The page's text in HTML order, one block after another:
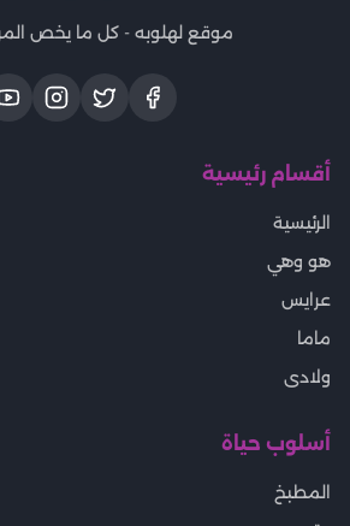
موقع لهلوبه - كل ما يخص
أقسام رئيسية
الرئيسية
هو وهي
عرايس
ماما
ولادى
أسلوب حياة
المطبخ